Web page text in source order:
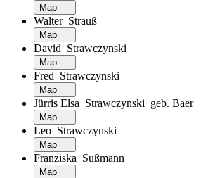
Walter Strauß
David Strawczynski
Fred Strawczynski
Jürris Elsa Strawczynski geb. Baer
Leo Strawczynski
Franziska Sußmann